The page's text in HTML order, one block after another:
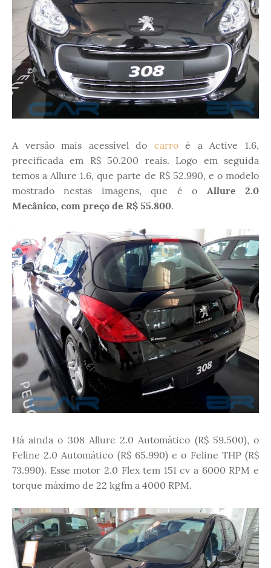
A versão mais acessível do carroé a Active 1.6,
precificada em R$ 50.200 reais. Logo em seguida
temos a Allure 1.6, que parte de R$ 52.990, e o modelo
mostrado nestas imagens, que é o Allure 2.0
Mecânico, com preço de R$ 55.800.
Há ainda o 308 Allure 2.0 Automático (R$ 59.500), o
Feline 2.0 Automático (R$ 65.990) e o Feline THP (R$
73.990). Esse motor 2.0 Flex tem 151 cv a 6000 RPM e
torque máximo de 22 kgfm a 4000 RPM.